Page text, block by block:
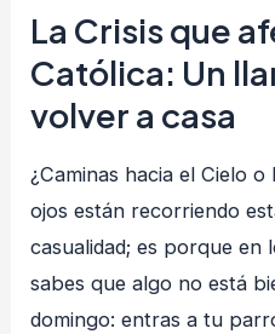
La Crisis que
Católica: Un
volver a casa
¿Caminas hacia el Cielo
ojos están recorriendo
casualidad; es porque en
sabes que algo no está
domingo: entras a tu
llamado
volver
a
casa